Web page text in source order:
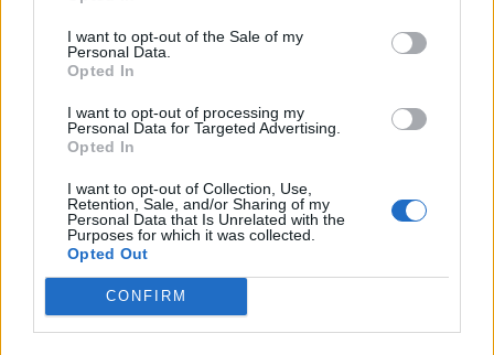
I want to opt-out of the Sale of my
Personal Data.
Opted In
I want to opt-out of processing my
Personal Data for Targeted Advertising.
Opted In
I want to opt-out of Collection, Use,
Retention, Sale, and/or Sharing of my
Personal Data that Is Unrelated with the
Purposes for which it was collected.
Opted Out
CONFIRM
Tiranës, arrestohet Renardo